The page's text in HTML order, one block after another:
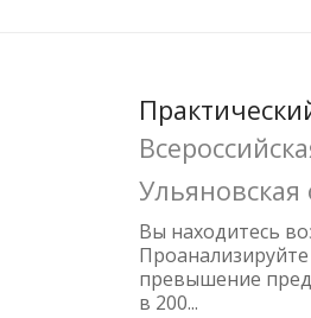
Ульяновская
Вы находитесь
Проанализируйте
превышение
в 200...